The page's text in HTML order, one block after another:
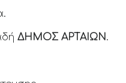
ΔΗΜΟΣ ΑΡΤΑΙΩΝ.